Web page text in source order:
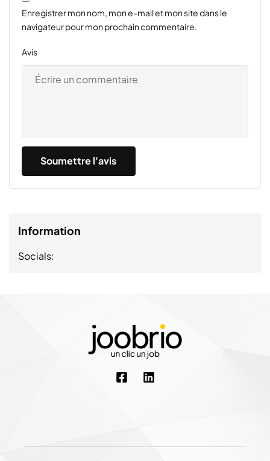
Enregistrer mon nom, mon e-mail et mon site dans le
navigateur pour mon prochain commentaire.
Avis
Information
Socials: